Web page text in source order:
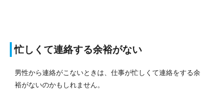
忙しくて連絡する余裕がない
男性から連絡がこないときは、仕事が忙しくて連絡をする余
裕がないのかもしれません。